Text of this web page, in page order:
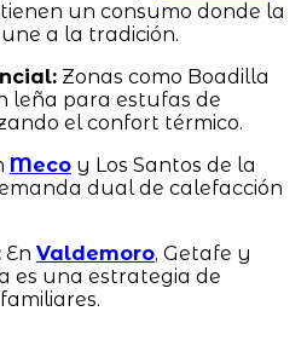
un consumo donde la
a la tradición.
Zonas como Boadilla
leña para estufas de
el confort térmico.
Mecoy Los Santos de la
dual de calefacción
En Valdemoro, Getafe y
es una estrategia de